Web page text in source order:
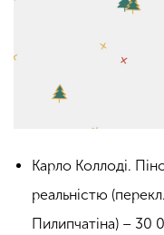
Карло Коллоді.
реальністю
Пилипчатіна) – 30